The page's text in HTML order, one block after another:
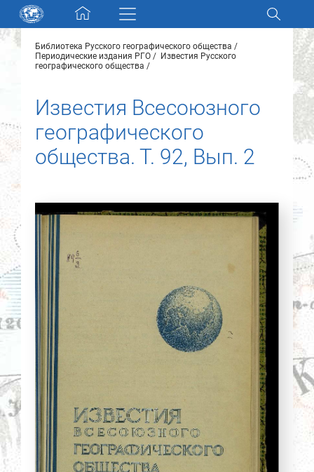
Skip navigation
Разделы и коллекции
Новости
О нас
Контакты
Партнеры
Библиотека Русского географического общества
Периодические издания РГО
Известия Русского
географического общества
Известия Всесоюзного
географического
общества. Т. 92, Вып. 2